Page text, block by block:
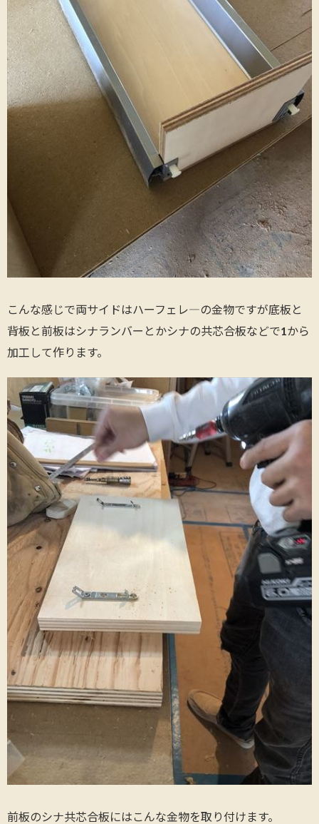
こんな感じで両サイドはハーフェレ―の金物ですが底板と
背板と前板はシナランバーとかシナの共芯合板などで1から
加工して作ります。
前板のシナ共芯合板にはこんな金物を取り付けます。